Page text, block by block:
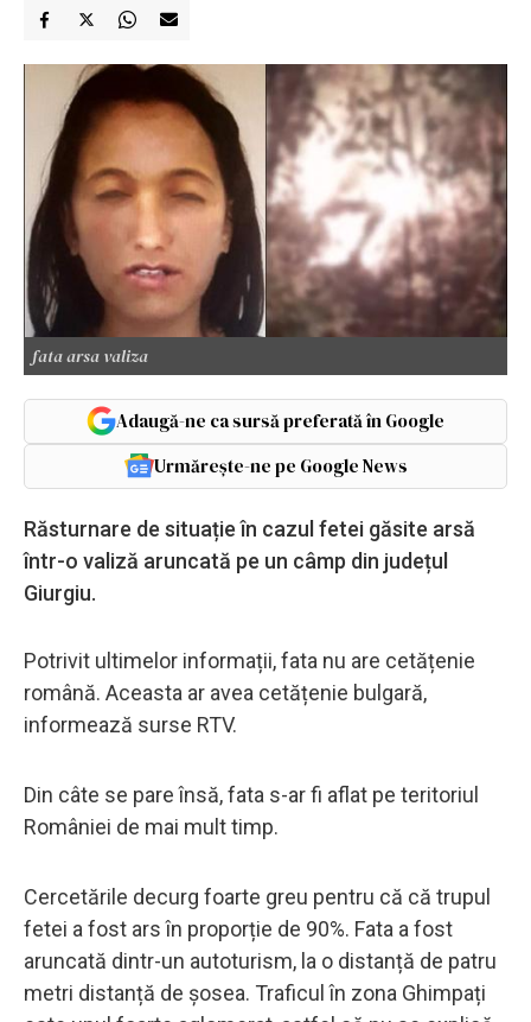
fata arsa valiza
Adaugă-ne ca sursă preferată în Google
Urmărește-ne pe Google News
Răsturnare de situație în cazul fetei găsite arsă
într-o valiză aruncată pe un câmp din județul
Giurgiu.
Potrivit ultimelor informații, fata nu are cetățenie
română. Aceasta ar avea cetățenie bulgară,
informează surse RTV.
Din câte se pare însă, fata s-ar fi aflat pe teritoriul
României de mai mult timp.
Cercetările decurg foarte greu pentru că că trupul
fetei a fost ars în proporție de 90%. Fata a fost
aruncată dintr-un autoturism, la o distanță de patru
metri distanță de șosea. Traficul în zona Ghimpați